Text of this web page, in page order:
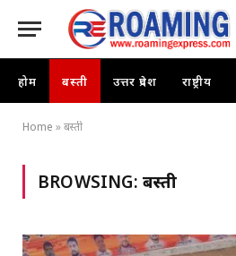
होम बस्ती उत्तर प्रदेश राष्ट्रीय
Home »बस्ती
BROWSING: बस्ती